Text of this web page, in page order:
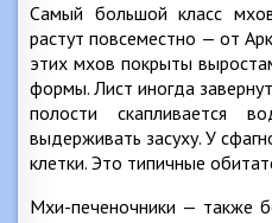
Самый большой класс
растут повсеместно — от
этих мхов покрыты
формы. Лист иногда
полости скапливается
выдерживать засуху. У
клетки. Это типичные
Мхи-печеночники — также